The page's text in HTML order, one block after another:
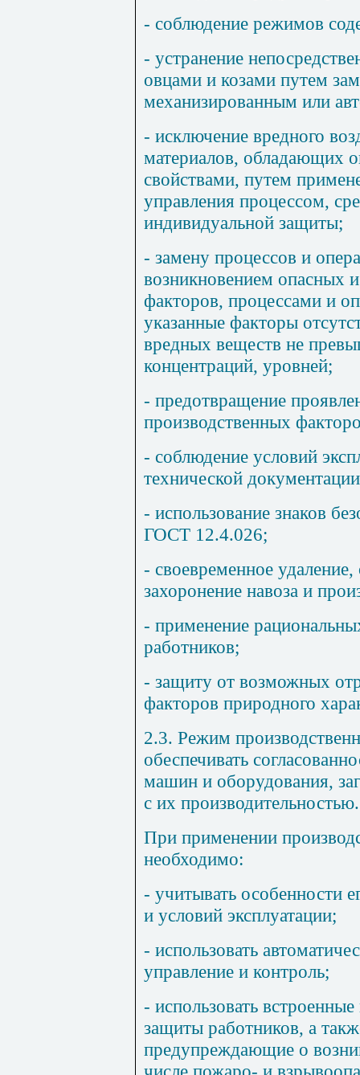
- соблюдение режимов
- устранение
овцами и козами путем
механизированным или
- исключение вредного
материалов, обладающих
свойствами, путем
управления процессом,
индивидуальной защиты;
- замену процессов и
возникновением опасных
факторов, процессами и
указанные факторы
вредных веществ не
концентраций, уровней;
- предотвращение
производственных
- соблюдение условий
технической
- использование знаков
ГОСТ 12.4.026;
- своевременное
захоронение навоза и
- применение
работников;
- защиту от возможных
факторов природного
2.3. Режим
обеспечивать
машин и оборудования,
с их производительностью.
При применении
необходимо:
- учитывать особенности
и условий эксплуатации;
- использовать
управление и контроль;
- использовать
защиты работников, а
предупреждающие о
числе пожаро- и